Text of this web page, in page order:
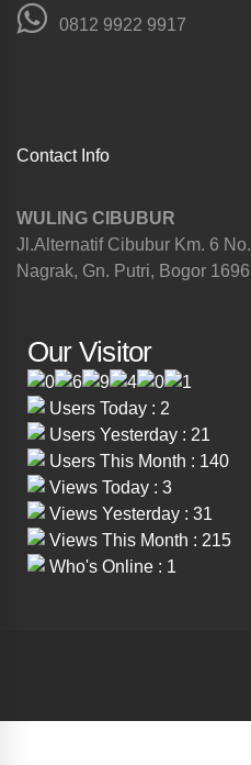
0812 9922 9917
Contact Info
WULING CIBUBUR
Jl.Alternatif Cibubur Km. 6
Nagrak, Gn. Putri, Bogor
Our Visitor
Users Today : 2
Users Yesterday : 21
Users This Month : 140
Views Today : 3
Views Yesterday : 31
Views This Month : 215
Who's Online : 1